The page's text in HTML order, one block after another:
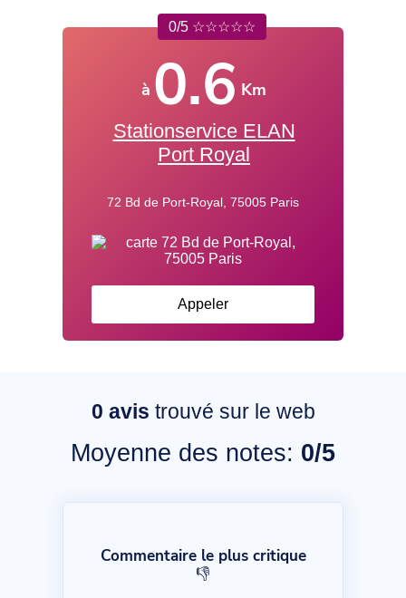
0/5 ☆☆☆☆☆
à 0.6 Km
Stationservice ELAN
Port Royal
72 Bd de Port-Royal, 75005 Paris
Appeler
0 avis trouvé sur le web
Moyenne des notes: 0/5
Commentaire le plus critique
👎